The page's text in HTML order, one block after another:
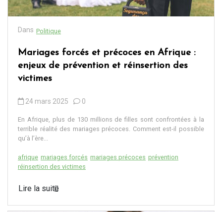
Dans Politique
Mariages forcés et précoces en Afrique :
enjeux de prévention et réinsertion des
victimes
24 mars 2025 0
En Afrique, plus de 130 millions de filles sont confrontées à la
terrible réalité des mariages précoces. Comment est-il possible
qu’à l’ère...
afrique mariages forcés mariages précoces prévention
réinsertion des victimes
Lire la suite